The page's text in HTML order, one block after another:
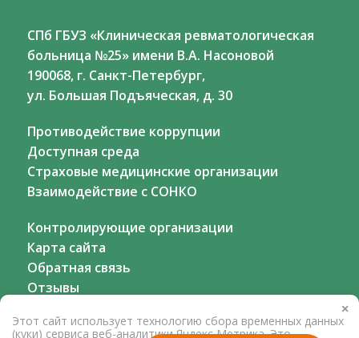
СПб ГБУЗ «Клиническая ревматологическая
больница №25» имени В.А. Насоновой
190068, г. Санкт-Петербург,
ул. Большая Подъяческая, д. 30
Противодействие коррупции
Доступная среда
Страховые медицинские организации
Взаимодействие с СОНКО
Контролирующие организации
Карта сайта
Обратная связь
Отзывы
×
Этот сайт использует технологию сбора временных данных
(куки) сервиса веб-аналитики Яндекс Метрика. Это